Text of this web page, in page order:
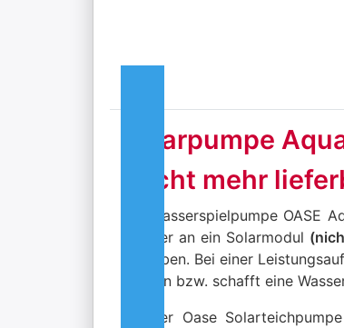
Solarpumpe
(nicht mehr
Die Wasserspielpumpe
Stecker an ein Solarmodul
betrieben. Bei einer
fördern bzw. schafft eine
Mit der Oase